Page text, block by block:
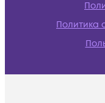
Политика